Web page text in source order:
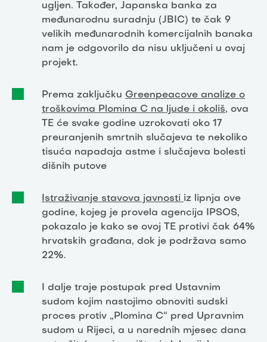
ugljen. Također, Japanska banka za
međunarodnu suradnju (JBIC) te čak 9
velikih međunarodnih komercijalnih banaka
nam je odgovorilo da nisu uključeni u ovaj
projekt.
Prema zaključku Greenpeacove analize o
troškovima Plomina C na ljude i okoliš, ova
TE će svake godine uzrokovati oko 17
preuranjenih smrtnih slučajeva te nekoliko
tisuća napadaja astme i slučajeva bolesti
dišnih putove
Istraživanje stavova javnosti iz lipnja ove
godine, kojeg je provela agencija IPSOS,
pokazalo je kako se ovoj TE protivi čak 64%
hrvatskih građana, dok je podržava samo
22%.
I dalje traje postupak pred Ustavnim
sudom kojim nastojimo obnoviti sudski
proces protiv „Plomina C“ pred Upravnim
sudom u Rijeci, a u narednih mjesec dana